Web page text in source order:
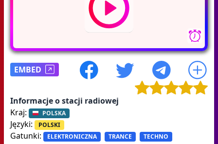
EMBED
Informacje o stacji radiowej
Kraj:
POLSKA
Języki: POLSKI
Gatunki: ELEKTRONICZNA TRANCE
TECHNO